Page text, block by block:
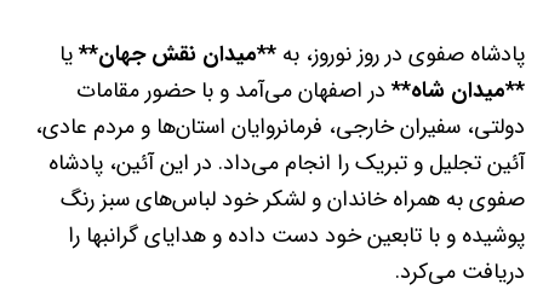
پادشاه صفوی در روز نوروز، به **میدان نقش جهان**یا
**میدان شاه** در اصفهان می‌آمد و با حضور مقامات
دولتی، سفیران خارجی، فرمانروایان استان‌ها و مردم عادی،
آئین تجلیل و تبریک را انجام می‌داد. در این آئین، پادشاه
صفوی به همراه خاندان و لشکر خود لباس‌های سبز رنگ
پوشیده و با تابعین خود دست داده و هدایای گرانبها را
دریافت می‌کرد.